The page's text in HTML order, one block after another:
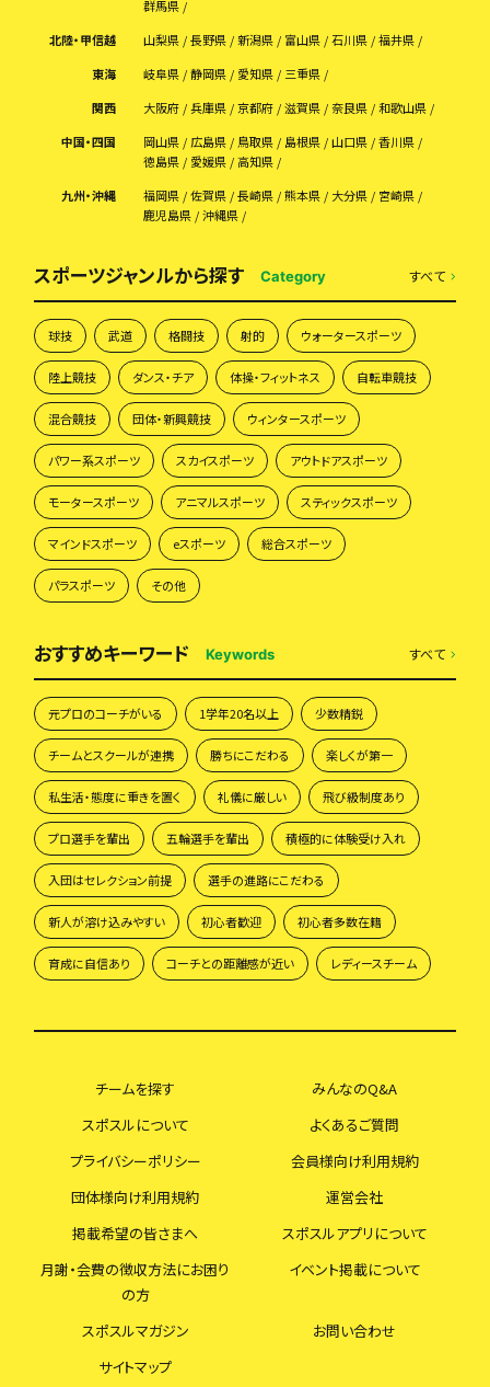
群馬県
北陸・甲信越
山梨県 長野県 新潟県 富山県 石川県
福井県
東海
岐阜県 静岡県 愛知県
三重県
関西
大阪府 兵庫県 京都府 滋賀県 奈良県
和歌山県
中国・四国
岡山県 広島県 鳥取県 島根県 山口県
香川県
徳島県
愛媛県
高知県
九州・沖縄
福岡県 佐賀県 長崎県 熊本県 大分県
宮崎県
鹿児島県
沖縄県
スポーツジャンルから探す Category すべて
球技 武道 格闘技 射的 ウォータースポーツ
陸上競技 ダンス・チア 体操・フィットネス 自転車競技
混合競技 団体・新興競技 ウィンタースポーツ
パワー系スポーツ スカイスポーツ アウトドアスポーツ
モータースポーツ アニマルスポーツ スティックスポーツ
マインドスポーツ eスポーツ 総合スポーツ
パラスポーツ その他
おすすめキーワード Keywords すべて
元プロのコーチがいる 1学年20名以上 少数精鋭
チームとスクールが連携 勝ちにこだわる 楽しくが第一
私生活・態度に重きを置く 礼儀に厳しい 飛び級制度あり
プロ選手を輩出 五輪選手を輩出 積極的に体験受け入れ
入団はセレクション前提 選手の進路にこだわる
新人が溶け込みやすい 初心者歓迎 初心者多数在籍
育成に自信あり コーチとの距離感が近い レディースチーム
チームを探す
みんなのQ&A
スポスルについて
よくあるご質問
プライバシーポリシー
会員様向け利用規約
団体様向け利用規約
運営会社
掲載希望の皆さまへ
スポスルアプリについて
月謝・会費の徴収方法にお困り
の方
イベント掲載について
スポスルマガジン
お問い合わせ
サイトマップ